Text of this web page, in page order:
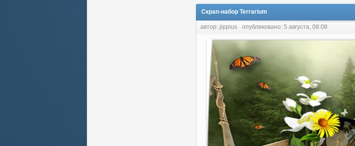
Скрап-набор Terrarium
автор: jippius опубликовано: 5 августа, 08:08